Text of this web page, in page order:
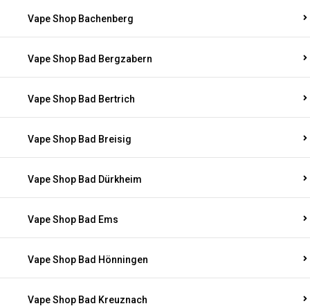
Vape Shop Bachenberg
Vape Shop Bad Bergzabern
Vape Shop Bad Bertrich
Vape Shop Bad Breisig
Vape Shop Bad Dürkheim
Vape Shop Bad Ems
Vape Shop Bad Hönningen
Vape Shop Bad Kreuznach